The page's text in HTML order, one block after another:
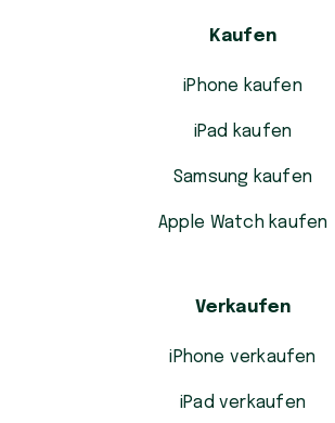
Kaufen
iPhone kaufen
iPad kaufen
Samsung kaufen
Apple Watch kaufen
Verkaufen
iPhone verkaufen
iPad verkaufen